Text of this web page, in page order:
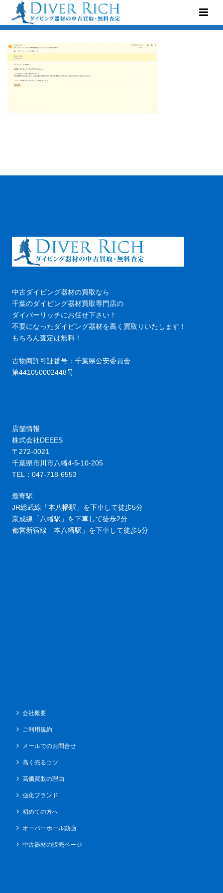
中古ダイビング器材の買取なら
千葉のダイビング器材買取専門店の
ダイバーリッチにお任せ下さい！
不要になったダイビング器材を高く買取りいたします！
もちろん査定は無料！
古物商許可証番号：千葉県公安委員会
第441050002448号
店舗情報
株式会社DEEES
〒272-0021
千葉県市川市八幡4-5-10-205
TEL：047-718-6553
最寄駅
JR総武線「本八幡駅」を下車して徒歩5分
京成線「八幡駅」を下車して徒歩2分
都営新宿線「本八幡駅」を下車して徒歩5分
会社概要
ご利用規約
メールでのお問合せ
高く売るコツ
高価買取の理由
強化ブランド
初めての方へ
オーバーホール動画
中古器材の販売ページ